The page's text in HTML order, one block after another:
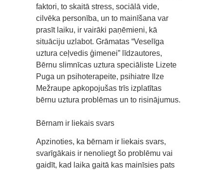
faktori, to skaitā stress, sociālā vide,
cilvēka personība, un to mainīšana var
prasīt laiku, ir vairāki paņēmieni, kā
situāciju uzlabot. Grāmatas “Veselīga
uztura ceļvedis ģimenei” līdzautores,
Bērnu slimnīcas uztura speciāliste Lizete
Puga un psihoterapeite, psihiatre Ilze
Mežraupe apkopojušas trīs izplatītas
bērnu uztura problēmas un to risinājumus.
Bērnam ir liekais svars
Apzinoties, ka bērnam ir liekais svars,
svarīgākais ir nenoliegt šo problēmu vai
gaidīt, kad laika gaitā kas mainīsies pats